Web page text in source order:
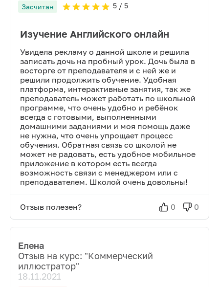
Засчитан 5/ 5
Изучение Английского онлайн
Увидела рекламу о данной школе и решила
записать дочь на пробный урок. Дочь была в
восторге от преподавателя и с ней же и
решили продолжить обучение. Удобная
платформа, интерактивные занятия, так же
преподаватель может работать по школьной
программе, что очень удобно и ребёнок
всегда с готовыми, выполненными
домашними заданиями и моя помощь даже
не нужна, что очень упрощает процесс
обучения. Обратная связь со школой не
может не радовать, есть удобное мобильное
приложение в котором есть всегда
возможность связи с менеджером или с
преподавателем. Школой очень довольны!
Отзыв полезен? 0 0
Елена
Отзыв на курс: "Коммерческий
иллюстратор"
18.11.2021